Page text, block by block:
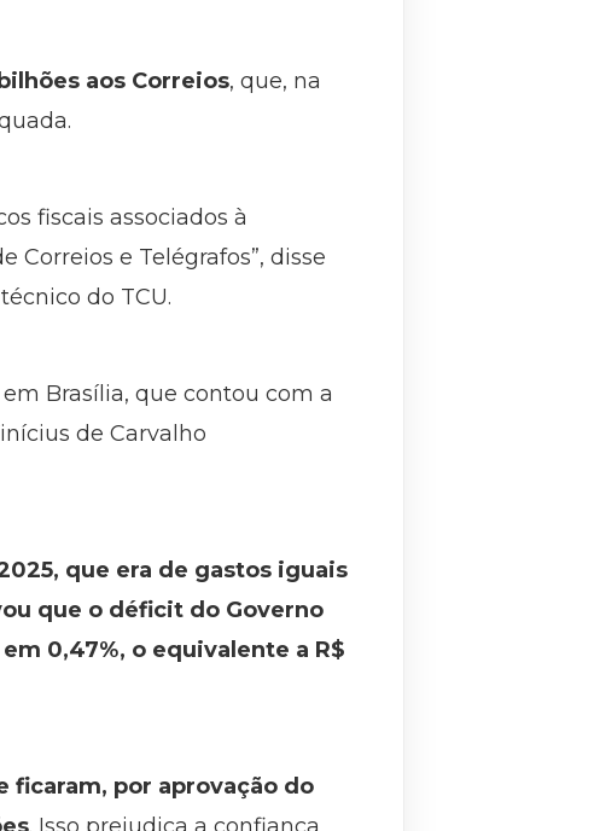
aos Correios, que, na
fiscais associados à
e Telégrafos”, disse
do TCU.
Brasília, que contou com a
de Carvalho
que era de gastos iguais
que o déficit do Governo
0,47%, o equivalente a R$
ficaram, por aprovação do